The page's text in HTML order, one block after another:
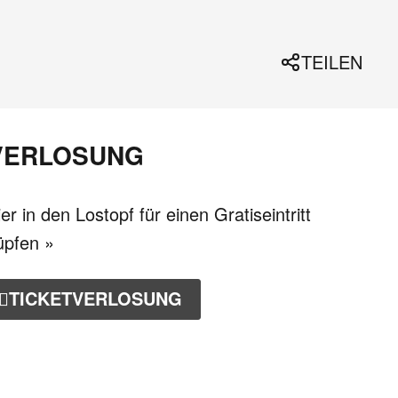
TEILEN
in den Lostopf für einen Gratiseintritt
»
TICKETVERLOSUNG